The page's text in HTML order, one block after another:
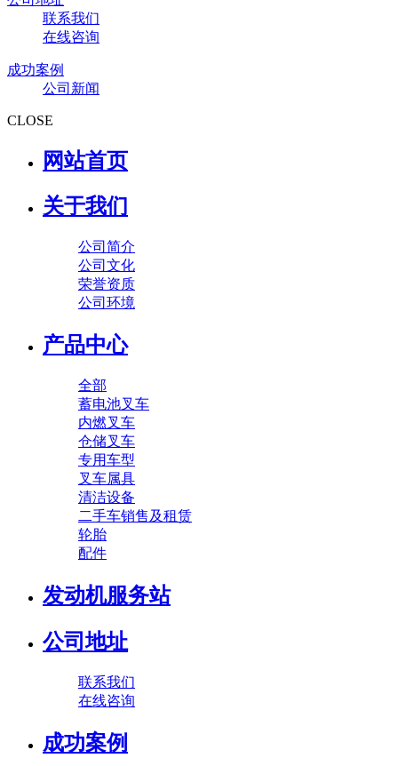
联系我们
在线咨询
成功案例
公司新闻
CLOSE
网站首页
关于我们
公司简介
公司文化
荣誉资质
公司环境
产品中心
全部
蓄电池叉车
内燃叉车
仓储叉车
专用车型
叉车属具
清洁设备
二手车销售及租赁
轮胎
配件
发动机服务站
公司地址
联系我们
在线咨询
成功案例